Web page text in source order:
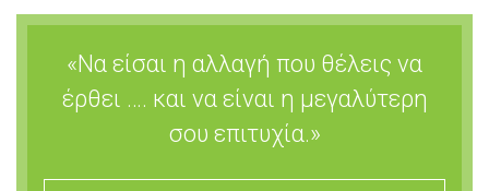
«Να είσαι η αλλαγή που θέλεις να
έρθει …. και να είναι η μεγαλύτερη
σου επιτυχία.»